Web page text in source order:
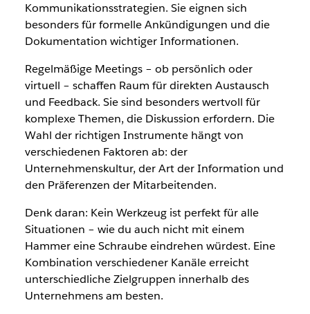
Kommunikationsstrategien. Sie eignen sich
besonders für formelle Ankündigungen und die
Dokumentation wichtiger Informationen.
Regelmäßige Meetings – ob persönlich oder
virtuell – schaffen Raum für direkten Austausch
und Feedback. Sie sind besonders wertvoll für
komplexe Themen, die Diskussion erfordern. Die
Wahl der richtigen Instrumente hängt von
verschiedenen Faktoren ab: der
Unternehmenskultur, der Art der Information und
den Präferenzen der Mitarbeitenden.
Denk daran: Kein Werkzeug ist perfekt für alle
Situationen – wie du auch nicht mit einem
Hammer eine Schraube eindrehen würdest. Eine
Kombination verschiedener Kanäle erreicht
unterschiedliche Zielgruppen innerhalb des
Unternehmens am besten.